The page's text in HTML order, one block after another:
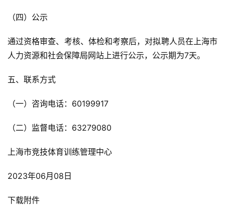
（四）公示
通过资格审查、考核、体检和考察后，对拟聘人员在上海市
人力资源和社会保障局网站上进行公示，公示期为7天。
五、联系方式
（一）咨询电话：60199917
（二）监督电话：63279080
上海市竞技体育训练管理中心
2023年06月08日
下载附件